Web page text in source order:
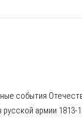
события
русской армии 1813-